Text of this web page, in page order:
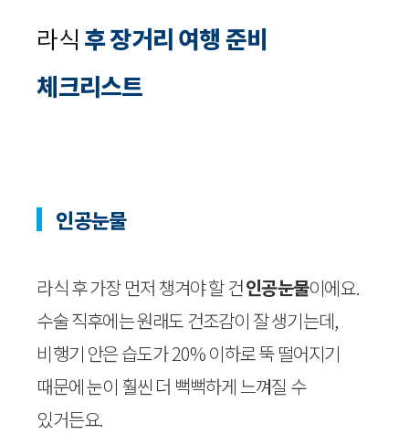
라식 후 장거리 여행 준비
체크리스트
인공눈물
라식 후 가장 먼저 챙겨야 할 건인공눈물이에요.
수술 직후에는 원래도 건조감이 잘 생기는데,
비행기 안은 습도가 20% 이하로 뚝 떨어지기
때문에 눈이 훨씬 더 뻑뻑하게 느껴질 수
있거든요.